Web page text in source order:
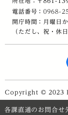
電話番号：0968-
開庁時間：月曜日
（ただし、祝・休
Copyright © 2023
各課直通のお問合せ